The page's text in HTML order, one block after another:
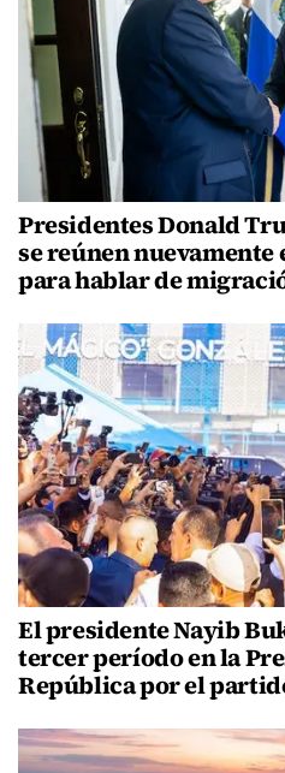
Presidentes Donald
se reúnen nuevamente
para hablar de
El presidente Nayib
tercer período en la
República por el